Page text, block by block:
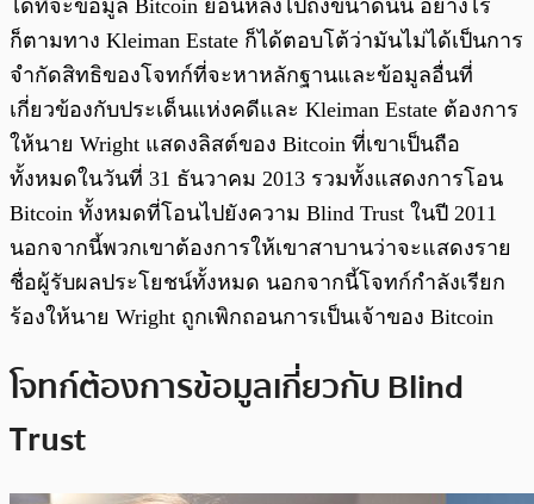
ได้ที่จะข้อมูล Bitcoin ย้อนหลังไปถึงขนาดนั้น อย่างไร
ก็ตามทาง Kleiman Estate ก็ได้ตอบโต้ว่ามันไม่ได้เป็นการ
จำกัดสิทธิของโจทก์ที่จะหาหลักฐานและข้อมูลอื่นที่
เกี่ยวข้องกับประเด็นแห่งคดีและ Kleiman Estate ต้องการ
ให้นาย Wright แสดงลิสต์ของ Bitcoin ที่เขาเป็นถือ
ทั้งหมดในวันที่ 31 ธันวาคม 2013 รวมทั้งแสดงการโอน
Bitcoin ทั้งหมดที่โอนไปยังความ Blind Trust ในปี 2011
นอกจากนี้พวกเขาต้องการให้เขาสาบานว่าจะแสดงราย
ชื่อผู้รับผลประโยชน์ทั้งหมด นอกจากนี้โจทก์กำลังเรียก
ร้องให้นาย Wright ถูกเพิกถอนการเป็นเจ้าของ Bitcoin
โจทก์ต้องการข้อมูลเกี่ยวกับ Blind
Trust